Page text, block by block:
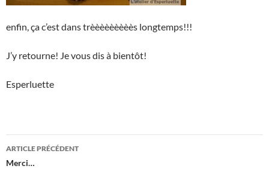
enfin, ça c’est dans trèèèèèèèèès longtemps!!!
J’y retourne! Je vous dis à bientôt!
Esperluette
Navigation
des
ARTICLE PRÉCÉDENT
Merci…